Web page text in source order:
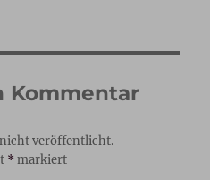
Kommentar
veröffentlicht.
*markiert